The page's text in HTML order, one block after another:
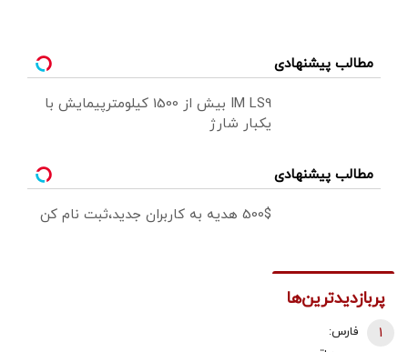
مطالب پیشنهادی
IM LS9 بیش از 1500 کیلومترپیمایش با
یکبار شارژ
مطالب پیشنهادی
500$ هدیه به کاربران جدید،ثبت نام کن
پربازدیدترین‌ها
فارس:
1